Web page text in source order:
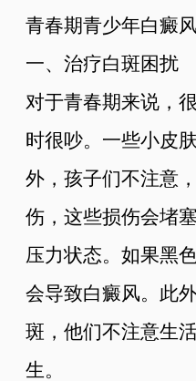
青春期青少年白癜
一、治疗白斑困扰
对于青春期来说，
时很吵。一些小皮
外，孩子们不注意
伤，这些损伤会堵
压力状态。如果黑
会导致白癜风。此
斑，他们不注意生
生。